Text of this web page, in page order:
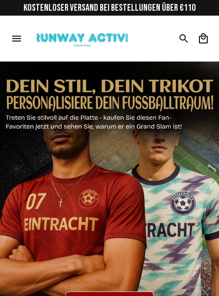
KOSTENLOSER VERSAND BEI BESTELLUNGEN ÜBER €110